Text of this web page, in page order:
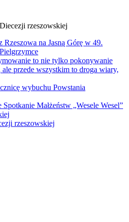
rzeszowskiej
na Jasną Górę w 49.
to nie tylko pokonywanie
przede wszystkim to droga wiary,
wybuchu Powstania
Małżeństw „Wesele Wesel”
rzeszowskiej